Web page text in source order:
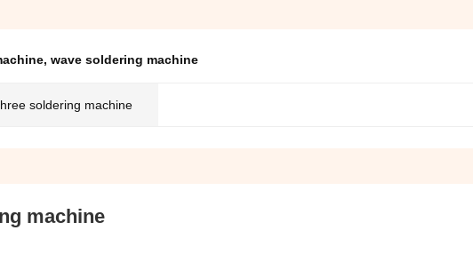
, wave soldering machine
soldering machine
machine